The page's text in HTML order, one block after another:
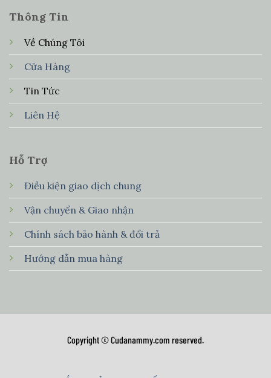
Thông Tin
Về Chúng Tôi
Cửa Hàng
Tin Tức
Liên Hệ
Hỗ Trợ
Điều kiện giao dịch chung
Vận chuyển & Giao nhận
Chính sách bảo hành & đổi trả
Hướng dẫn mua hàng
Copyright © Cudanammy.com reserved.